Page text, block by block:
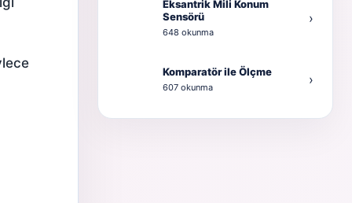
Eksantrik Mili Konum
Sensörü
648 okunma
›
Komparatör ile Ölçme
607 okunma ›